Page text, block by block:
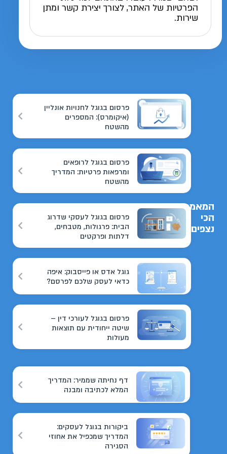
הפרטיות של האתר, לצורך יצירת קשר ומתן
שירות.
המאמרים
הכי
נצפים
פרסום בגוגל לחנויות אונליין
(איקומרס): המספרים
מהשטח
פרסום בגוגל לרופאים
ומרפאות פרטיות: המדריך
מהשטח
פרסום בגוגל לעסקי שדרוג
הבית: פרגולות, מטבחים,
דלתות ופרקטים
גוגל אדס או פייסבוק: איפה
כדאי לעסק שלכם לפרסם?
פרסום בגוגל לעורכי דין –
שיטה ייחודית עם תוצאות
מעולות
דף נחיתה שממיר: המדריך
המלא לכתיבה ומבנה
ביקורות בגוגל לעסקים:
המדריך שמכפיל את אחוזי
הסגירה